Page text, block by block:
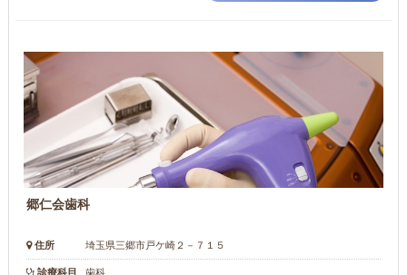
郷仁会歯科
住所 埼玉県三郷市戸ケ崎２－７１５
診療科目 歯科